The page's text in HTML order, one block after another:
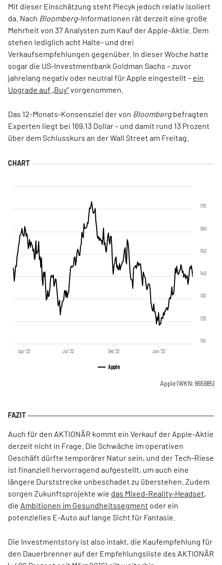
Mit dieser Einschätzung steht Piecyk jedoch relativ isoliert
da. Nach Bloomberg-Informationen rät derzeit eine große
Mehrheit von 37 Analysten zum Kauf der Apple-Aktie. Dem
stehen lediglich acht Halte- und drei
Verkaufsempfehlungen gegenüber. In dieser Woche hatte
sogar die US-Investmentbank Goldman Sachs – zuvor
jahrelang negativ oder neutral für Apple eingestellt – ein
Upgrade auf „Buy“vorgenommen.
Das 12-Monats-Konsensziel der von Bloombergbefragten
Experten liegt bei 169,13 Dollar – und damit rund 13 Prozent
über dem Schlusskurs an der Wall Street am Freitag.
Apple
Jul '22 Jan '23
Apr '22 Okt '22
110
120
130
140
150
160
170
Apple (WKN: 865985)
Auch für den AKTIONÄR kommt ein Verkauf der Apple-Aktie
derzeit nicht in Frage. Die Schwäche im operativen
Geschäft dürfte temporärer Natur sein, und der Tech-Riese
ist finanziell hervorragend aufgestellt, um auch eine
längere Durststrecke unbeschadet zu überstehen. Zudem
sorgen Zukunftsprojekte wie das Mixed-Reality-Headset,
die Ambitionen im Gesundheitssegment oder ein
potenzielles E-Auto auf lange Sicht für Fantasie.
Die Investmentstory ist also intakt, die Kaufempfehlung für
den Dauerbrenner auf der Empfehlungsliste des AKTIONÄR